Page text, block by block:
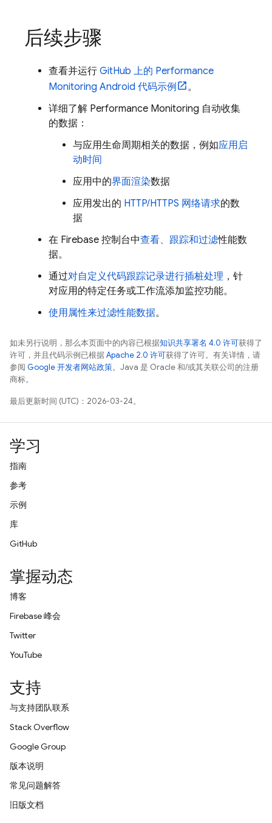
后续步骤
查看并运行 GitHub 上的 Performance
Monitoring Android 代码示例
。
详细了解 Performance Monitoring 自动收集
的数据：
与应用生命周期相关的数据，例如应用启
动时间
应用中的界面渲染数据
应用发出的 HTTP/HTTPS 网络请求的数
据
在 Firebase 控制台中查看、跟踪和过滤性能数
据。
通过对自定义代码跟踪记录进行插桩处理 ，针
对应用的特定任务或工作流添加监控功能。
使用属性来过滤性能数据。
如未另行说明，那么本页面中的内容已根据知识共享署名 4.0 许可获得了
许可，并且代码示例已根据Apache 2.0 许可获得了许可。有关详情，请
参阅 Google 开发者网站政策。Java 是 Oracle 和/或其关联公司的注册
商标。
最后更新时间 (UTC)：2026-03-24。
学习
指南
参考
示例
库
GitHub
掌握动态
博客
Firebase 峰会
Twitter
YouTube
支持
与支持团队联系
Stack Overflow
Google Group
版本说明
常见问题解答
旧版文档